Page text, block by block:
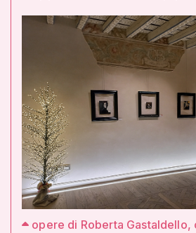
opere di Roberta Gastaldello,